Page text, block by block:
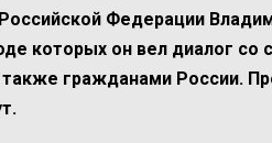
Федерации
которых он вел диалог со
гражданами России.